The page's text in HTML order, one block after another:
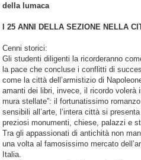
della lumaca
I 25 ANNI DELLA SEZIONE NELLA
Cenni storici:
Gli studenti diligenti la ricorderanno
la pace che concluse i conflitti di
come la città dell’armistizio di
amanti dei libri, invece, il ricordo volerà
mura stellate”: il fortunatissimo
sensibili all’arte, l’intera città si
preziosi monumenti, chiese, palazzi e
Tra gli appassionati di antichità non
una volta al famosissimo mercato
Italia.